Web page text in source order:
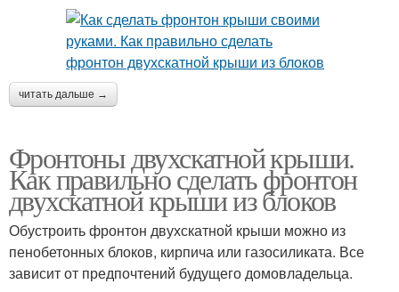
читать дальше →
Фронтоны двухскатной крыши.
Как правильно сделать фронтон
двухскатной крыши из блоков
Обустроить фронтон двухскатной крыши можно из
пенобетонных блоков, кирпича или газосиликата. Все
зависит от предпочтений будущего домовладельца.